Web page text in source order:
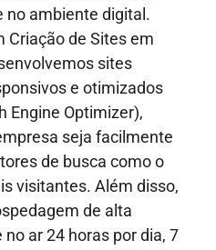
no ambiente digital.
Criação de Sites em
sites
e otimizados
Engine Optimizer),
seja facilmente
de busca como o
visitantes. Além disso,
de alta
no ar24 horas por dia, 7